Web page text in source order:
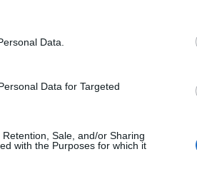
Data.
Data for Targeted
Sale, and/or Sharing
with the Purposes for which it
nebo další šíření obsahu ze